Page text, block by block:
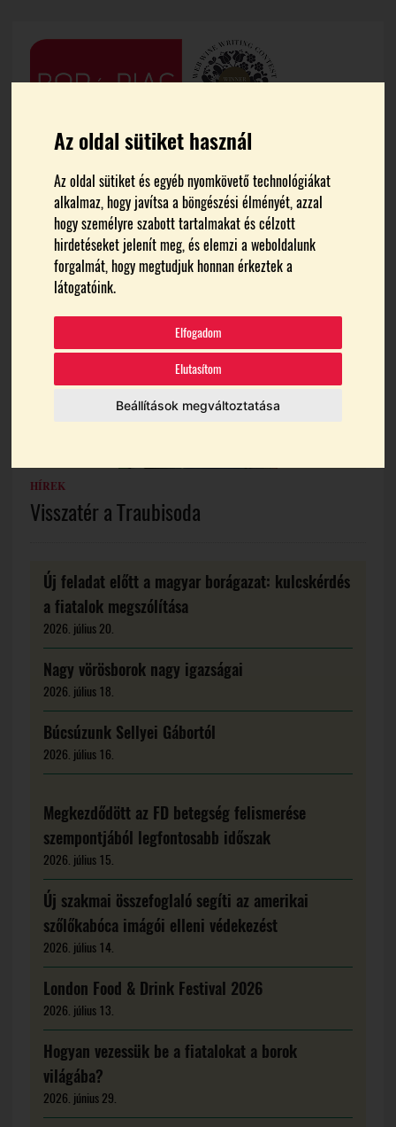
Az oldal sütiket használ
Az oldal sütiket és egyéb nyomkövető technológiákat
alkalmaz, hogy javítsa a böngészési élményét, azzal
hogy személyre szabott tartalmakat és célzott
hirdetéseket jelenít meg, és elemzi a weboldalunk
forgalmát, hogy megtudjuk honnan érkeztek a
látogatóink.
Elfogadom
Elutasítom
Beállítások megváltoztatása
FŐOLDAL TRAUBISODA
traubisoda
HÍREK
Visszatér a Traubisoda
Új feladat előtt a magyar borágazat: kulcskérdés
a fiatalok megszólítása
2026. július 20.
Nagy vörösborok nagy igazságai
2026. július 18.
Búcsúzunk Sellyei Gábortól
2026. július 16.
Megkezdődött az FD betegség felismerése
szempontjából legfontosabb időszak
2026. július 15.
Új szakmai összefoglaló segíti az amerikai
szőlőkabóca imágói elleni védekezést
2026. július 14.
London Food & Drink Festival 2026
2026. július 13.
Hogyan vezessük be a fiatalokat a borok
világába?
2026. június 29.